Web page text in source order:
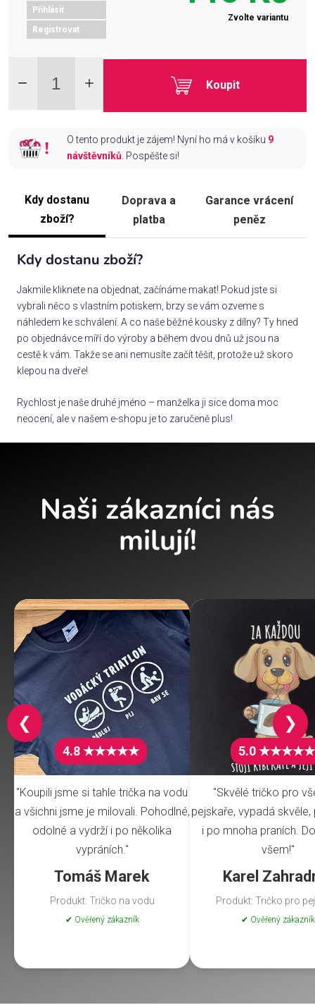
Přihlásit
Registrovat
Zvolte variantu
Koupit
O tento produkt je zájem! Nyní ho má v košíku 9
návštěvníků. Pospěšte si!
Kdy dostanu
zboží?
Doprava a
platba
Garance vrácení
peněz
Kdy dostanu zboží?
Jakmile kliknete na objednat, začínáme makat! Pokud jste si
vybrali něco s vlastním potiskem, brzy se vám ozveme s
náhledem ke schválení. A co naše běžné kousky z dílny? Ty hned
po objednávce míří do výroby a během dvou dnů už jsou na
cestě k vám. Takže se ani nemusíte začít těšit, protože už skoro
klepou na dveře!
Rychlost je naše druhé jméno – manželka ji sice doma moc
neocení, ale v našem e-shopu je to zaručeně plus!
Naši zákazníci nás
milují!
4.8 ★★★★★
"Koupili jsme si tahle trička na vodu
a všichni jsme je milovali. Pohodlné,
odolné a vydrží i po několika
vypráních."
Tomáš Marek
Produkt: Tričko na vodu
✔ Ověřený zákazník
5.0 ★★★★★
"Skvělé tričko pro
pejskaře, vypadá
i po mnoha praních.
všem!"
Karel
Produkt: Tričko pro
✔ Ověřený zákazník
❮ ❯